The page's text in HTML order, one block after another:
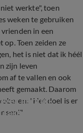
werkte", toen
weken te gebruiken
in een
Toen zeiden ze
het is niet dat ik héél
zijn leven
af te vallen en ook
gemaakt. Daarom
"Het doel is er
gebruik
uit te zien